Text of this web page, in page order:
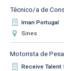
Técnico/a de
Iman Portugal
Sines
Motorista de
Receive Talent